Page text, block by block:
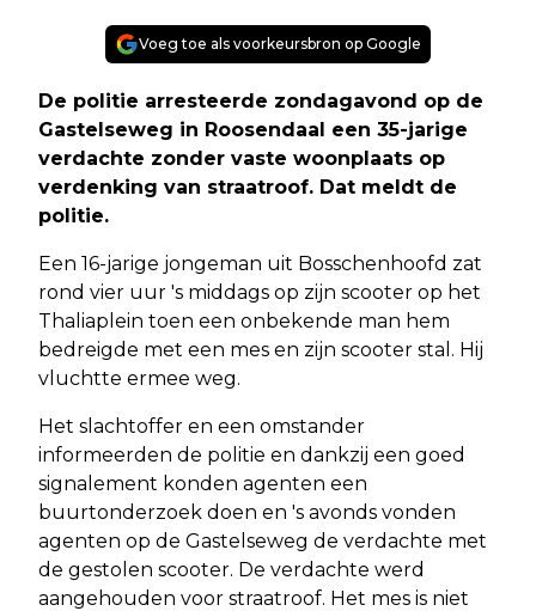
Voeg toe als voorkeursbron op Google
De politie arresteerde zondagavond op de
Gastelseweg in Roosendaal een 35-jarige
verdachte zonder vaste woonplaats op
verdenking van straatroof. Dat meldt de
politie.
Een 16-jarige jongeman uit Bosschenhoofd zat
rond vier uur 's middags op zijn scooter op het
Thaliaplein toen een onbekende man hem
bedreigde met een mes en zijn scooter stal. Hij
vluchtte ermee weg.
Het slachtoffer en een omstander
informeerden de politie en dankzij een goed
signalement konden agenten een
buurtonderzoek doen en 's avonds vonden
agenten op de Gastelseweg de verdachte met
de gestolen scooter. De verdachte werd
aangehouden voor straatroof. Het mes is niet